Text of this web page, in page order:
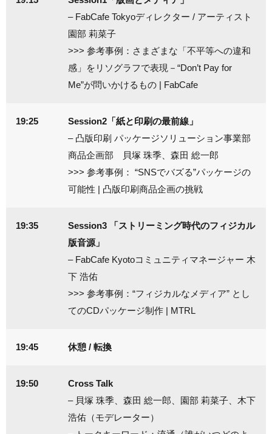
– FabCafe Tokyoディレクター / アーティスト
園部 莉菜子
>>> 参考事例： さまざまな「不平等への違和
感」をリソグラフで表現－“Don’t Pay for
Me”が問いかけるもの | FabCafe
19:25
Session2「紙と印刷の最前線」
– 凸版印刷 パッケージソリューション事業部
商品企画部 貝塚 珠季、森田 総一郎
>>> 参考事例： “SNSでバズる”パッケージの
可能性 | 凸版印刷商品企画の挑戦
19:35
Session3 「ストリーミング時代のフィジカル
版音源」
– FabCafe Kyotoコミュニティマネージャー 木
下 浩佑
>>> 参考事例： “フィジカルなメディア” とし
てのCDパッケージ制作 | MTRL
19:45 休憩 / 転換
19:50
Cross Talk
– 貝塚 珠季、森田 総一郎、園部 莉菜子、木下
浩佑（モデレーター）